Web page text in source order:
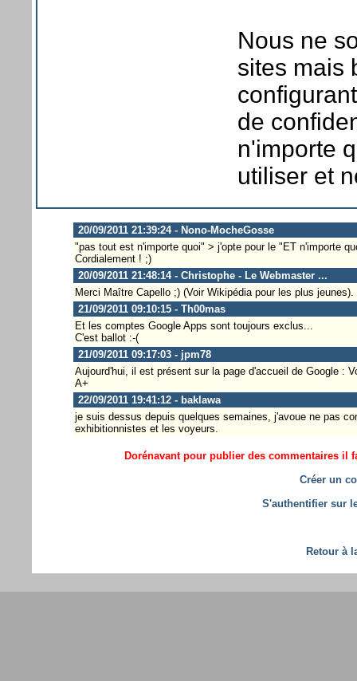
Nous ne
sites mais
de
n'importe
utiliser et
20/09/2011 21:39:24 - Nono-MocheGosse
"pas tout est n'importe quoi" > j'opte pour le "ET n'importe
Cordialement ! ;)
20/09/2011 21:48:14 - Christophe - Le Webmaster ...
Merci Maître Capello ;) (Voir Wikipédia pour les plus jeunes).
21/09/2011 09:10:15 - Th00mas
Et les comptes Google Apps sont toujours exclus...
C'est ballot :-(
21/09/2011 09:17:03 - jpm78
Aujourd'hui, il est présent sur la page d'accueil de Google :
A+
22/09/2011 19:41:12 - baklawa
je suis dessus depuis quelques semaines, j'avoue ne pas
exhibitionnistes et les voyeurs.
Dorénavant pour publier des commentaires il
Créer un
S'authentifier sur
Retour à